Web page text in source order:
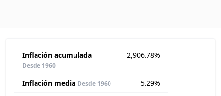
Inflación acumulada
Desde 1960
2,906.78%
Inflación media Desde 1960
5.29%